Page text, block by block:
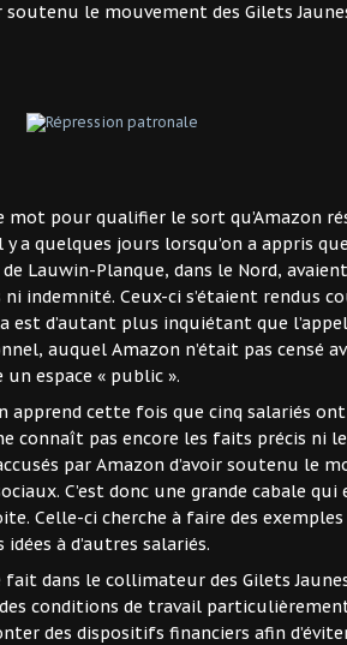
le mouvement des Gilets
mot pour qualifier le sort qu’Amazon
a quelques jours lorsqu’on a appris
Lauwin-Planque, dans le Nord,
indemnité. Ceux-ci s’étaient rendus
est d’autant plus inquiétant que
auquel Amazon n’était pas censé
un espace « public ».
apprend cette fois que cinq salariés
connaît pas encore les faits précis ni
par Amazon d’avoir soutenu le
C’est donc une grande cabale qui
Celle-ci cherche à faire des
à d’autres salariés.
dans le collimateur des Gilets
conditions de travail
des dispositifs financiers afin d’éviter